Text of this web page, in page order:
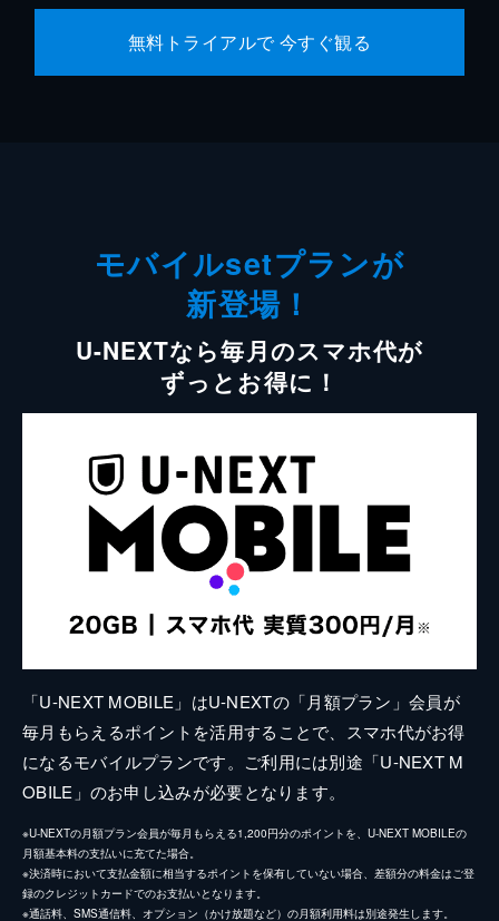
無料トライアルで 今すぐ観る
モバイルsetプランが
新登場！
U-NEXTなら毎月のスマホ代が
ずっとお得に！
「U-NEXT MOBILE」はU-NEXTの「月額プラン」会員が
毎月もらえるポイントを活用することで、スマホ代がお得
になるモバイルプランです。ご利用には別途「U-NEXT M
OBILE」のお申し込みが必要となります。
※U-NEXTの月額プラン会員が毎月もらえる1,200円分のポイントを、U-NEXT MOBILEの
月額基本料の支払いに充てた場合。
※決済時において支払金額に相当するポイントを保有していない場合、差額分の料金はご登
録のクレジットカードでのお支払いとなります。
※通話料、SMS通信料、オプション（かけ放題など）の月額利用料は別途発生します。